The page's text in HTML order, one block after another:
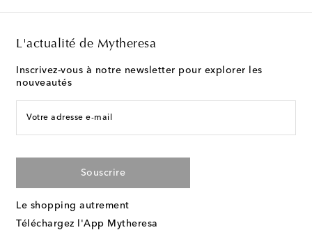
L'actualité de Mytheresa
Inscrivez-vous à notre newsletter pour explorer les
nouveautés
Votre adresse e-mail
Souscrire
Le shopping autrement
Téléchargez l'App Mytheresa